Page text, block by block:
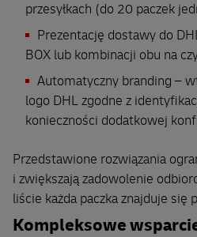
przesyłkach (do 20 paczek
Prezentację dostawy do
BOX lub kombinacji obu na
Automatyczny branding –
logo DHL zgodne z
konieczności dodatkowej
Przedstawione rozwiązania
i zwiększają zadowolenie
liście każda paczka znajduje się
Kompleksowe